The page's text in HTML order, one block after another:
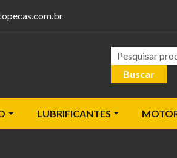
Pesquisar
Buscar
LUBRIFICANTES